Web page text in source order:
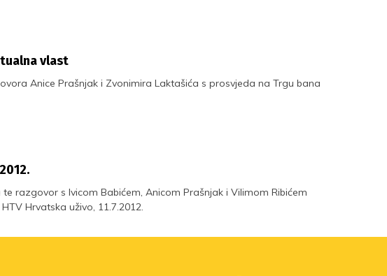
vlast
Anice Prašnjak i Zvonimira Laktašića s prosvjeda na Trgu bana
razgovor s Ivicom Babićem, Anicom Prašnjak i Vilimom Ribićem
Hrvatska uživo, 11.7.2012.